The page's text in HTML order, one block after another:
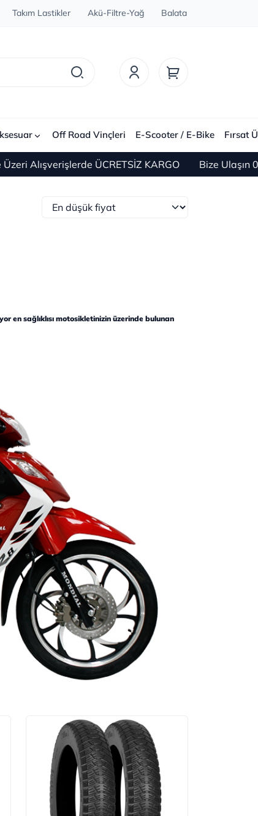
Takım Lastikler Akü-Filtre-Yağ Balata
Off Road Vinçleri E-Scooter / E-Bike Fırsat
ÜCRETSİZ KARGO Bize Ulaşın 0(212)
en sağlıklısı motosikletinizin üzerinde bulunan